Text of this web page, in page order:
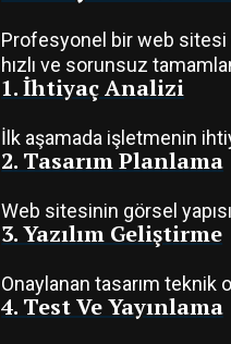
Profesyonel bir web sitesi
hızlı ve sorunsuz
1. İhtiyaç Analizi
İlk aşamada işletmenin
2. Tasarım Planlama
Web sitesinin görsel
3. Yazılım Geliştirme
Onaylanan tasarım teknik
4. Test Ve Yayınlama